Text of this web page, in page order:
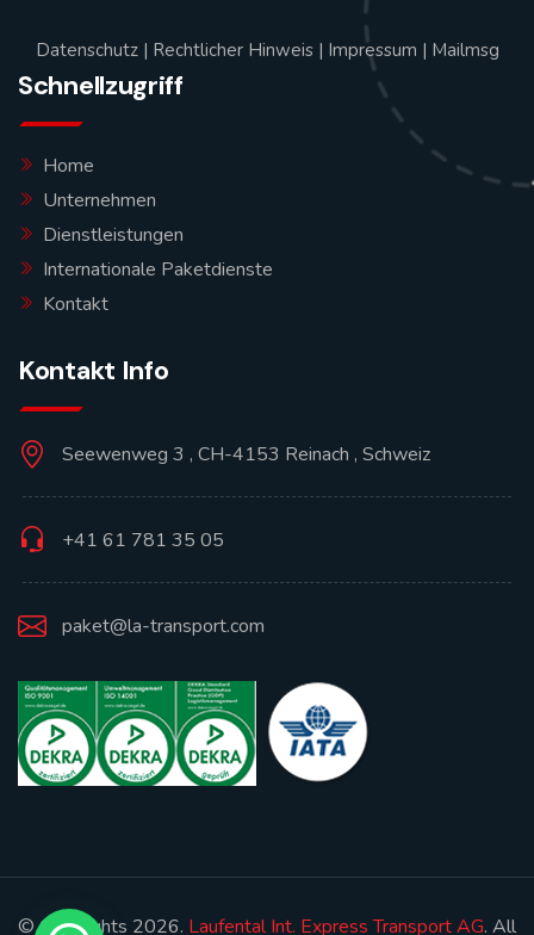
Datenschutz| Rechtlicher Hinweis| Impressum | Mailmsg
Schnellzugriff
Home
Unternehmen
Dienstleistungen
Internationale Paketdienste
Kontakt
Kontakt Info
Seewenweg 3 , CH-4153 Reinach , Schweiz
+41 61 781 35 05
paket@la-transport.com
© Copyrights 2026. Laufental Int. Express Transport AG. All